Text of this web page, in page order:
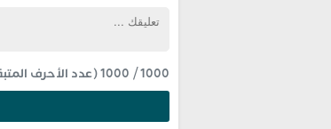
1000
/
1000(عدد الأحرف